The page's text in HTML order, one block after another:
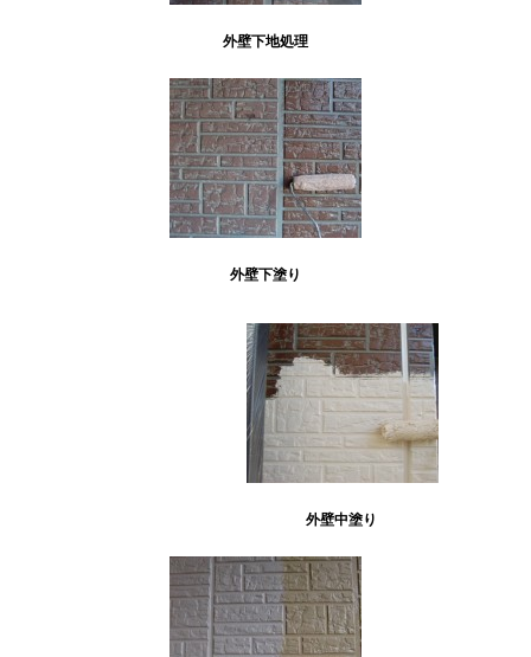
外壁下地処理
外壁下塗り
外壁中塗り